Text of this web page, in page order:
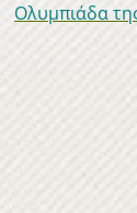
Ολυμπιάδα